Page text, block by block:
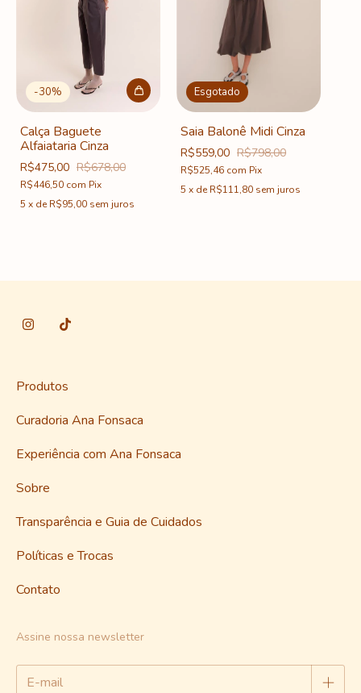
-30%
Calça Baguete
Alfaiataria Cinza
R$475,00 R$678,00
R$446,50 com Pix
5 x deR$95,00 sem juros
Esgotado
Saia Balonê Midi Cinza
R$559,00 R$798,00
R$525,46 com Pix
5 x deR$111,80 sem juros
Produtos
Curadoria Ana Fonsaca
Experiência com Ana Fonsaca
Sobre
Transparência e Guia de Cuidados
Políticas e Trocas
Contato
Assine nossa newsletter